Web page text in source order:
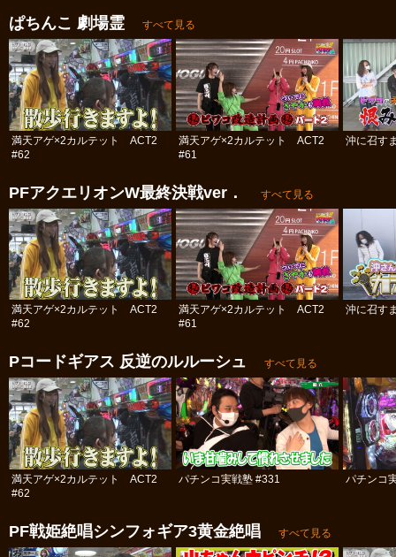
ぱちんこ 劇場霊 すべて見る
満天アゲ×2カルテット ACT2
#62
満天アゲ×2カルテット ACT2
#61
沖に召す
PFアクエリオンW最終決戦ver． すべて見る
満天アゲ×2カルテット ACT2
#62
満天アゲ×2カルテット ACT2
#61
沖に召す
Pコードギアス 反逆のルルーシュ すべて見る
満天アゲ×2カルテット ACT2
#62
パチンコ実戦塾 #331 パチンコ
PF戦姫絶唱シンフォギア3黄金絶唱 すべて見る